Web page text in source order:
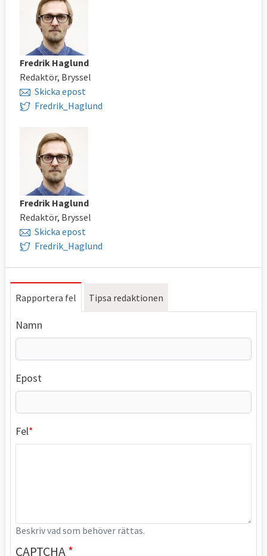
Fredrik Haglund
Redaktör, Bryssel
Skicka epost
Fredrik_Haglund
Fredrik Haglund
Redaktör, Bryssel
Skicka epost
Fredrik_Haglund
Rapportera fel Tipsa redaktionen
Namn
Epost
Fel
Beskriv vad som behöver rättas.
CAPTCHA